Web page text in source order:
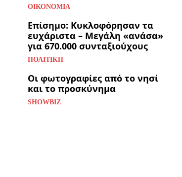
ΟΙΚΟΝΟΜΊΑ
Επίσημο: Κυκλοφόρησαν τα
ευχάριστα – Μεγάλη «ανάσα»
για 670.000 συνταξιούχους
ΠΟΛΙΤΙΚΉ
Οι φωτογραφίες από το νησί
και το προσκύνημα
SHOWBIZ